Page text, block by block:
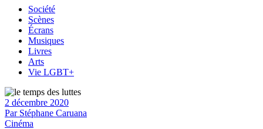
Société
Scènes
Écrans
Musiques
Livres
Arts
Vie LGBT+
2 décembre 2020
Par Stéphane Caruana
Cinéma